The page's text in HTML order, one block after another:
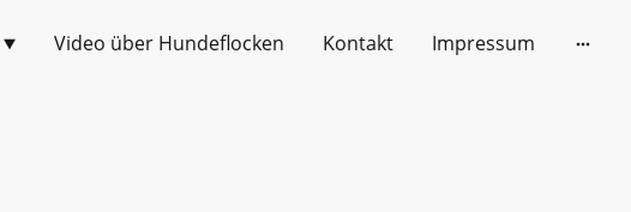
Video über Hundeflocken Kontakt Impressum